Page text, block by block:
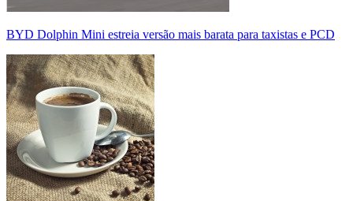
BYD Dolphin Mini estreia versão mais barata para taxistas e PCD